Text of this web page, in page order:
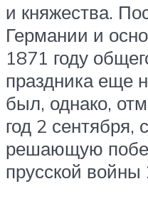
и княжества.
Германии и
1871 году
праздника еще
был, однако,
год 2 сентября,
решающую
прусской